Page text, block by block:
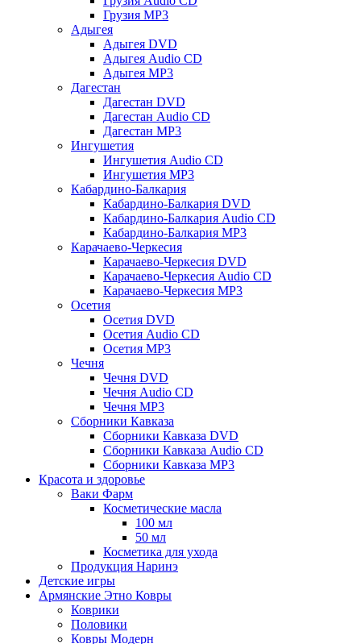
Грузия MP3
Адыгея
Адыгея DVD
Адыгея Audio CD
Адыгея MP3
Дагестан
Дагестан DVD
Дагестан Audio CD
Дагестан MP3
Ингушетия
Ингушетия Audio CD
Ингушетия MP3
Кабардино-Балкария
Кабардино-Балкария DVD
Кабардино-Балкария Audio CD
Кабардино-Балкария MP3
Карачаево-Черкесия
Карачаево-Черкесия DVD
Карачаево-Черкесия Audio CD
Карачаево-Черкесия MP3
Осетия
Осетия DVD
Осетия Audio CD
Осетия MP3
Чечня
Чечня DVD
Чечня Audio CD
Чечня MP3
Сборники Кавказа
Сборники Кавказа DVD
Сборники Кавказа Audio CD
Сборники Кавказа MP3
Красота и здоровье
Ваки Фарм
Косметические масла
100 мл
50 мл
Косметика для ухода
Продукция Наринэ
Детские игры
Армянские Этно Ковры
Коврики
Половики
Ковры Модерн